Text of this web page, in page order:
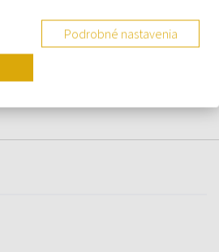
mieru presne pre
Podrobné nastavenia